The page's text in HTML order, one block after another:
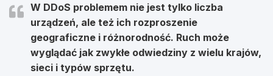
W DDoS problemem nie jest tylko liczba
urządzeń, ale też ich rozproszenie
geograficzne i różnorodność. Ruch może
wyglądać jak zwykłe odwiedziny z wielu krajów,
sieci i typów sprzętu.